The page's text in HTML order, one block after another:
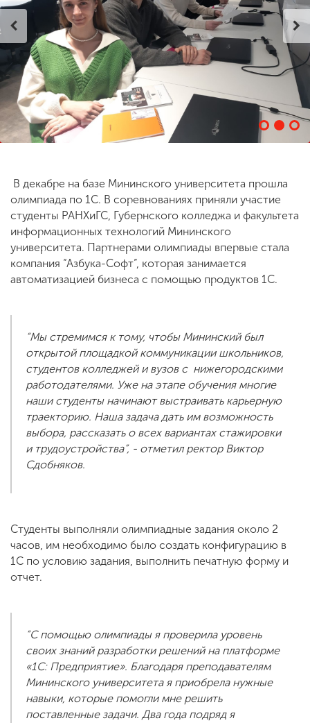
ENG SPN CHI
Приемная
комиссия
+7 (831) 262-26-20
В декабре на базе Мининского университета прошла
олимпиада по 1С. В соревнованиях приняли участие
студенты РАНХиГС, Губернского колледжа и факультета
информационных технологий Мининского
университета. Партнерами олимпиады впервые стала
компания “Азбука-Софт”, которая занимается
автоматизацией бизнеса с помощью продуктов 1С.
“Мы стремимся к тому, чтобы Мининский был
открытой площадкой коммуникации школьников,
студентов колледжей и вузов с нижегородскими
работодателями. Уже на этапе обучения многие
наши студенты начинают выстраивать карьерную
траекторию. Наша задача дать им возможность
выбора, рассказать о всех вариантах стажировки
и трудоустройства”, - отметил ректор Виктор
Сдобняков.
Студенты выполняли олимпиадные задания около 2
часов, им необходимо было создать конфигурацию в
1С по условию задания, выполнить печатную форму и
отчет.
“С помощью олимпиады я проверила уровень
своих знаний разработки решений на платформе
«1С: Предприятие». Благодаря преподавателям
Мининского университета я приобрела нужные
навыки, которые помогли мне решить
поставленные задачи. Два года подряд я